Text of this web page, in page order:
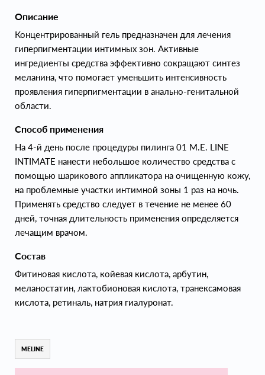
Описание
Концентрированный гель предназначен для лечения
гиперпигментации интимных зон. Активные
ингредиенты средства эффективно сокращают синтез
меланина, что помогает уменьшить интенсивность
проявления гиперпигментации в анально-генитальной
области.
Способ применения
На 4-й день после процедуры пилинга 01 M.E. LINE
INTIMATE нанести небольшое количество средства с
помощью шарикового аппликатора на очищенную кожу,
на проблемные участки интимной зоны 1 раз на ночь.
Применять средство следует в течение не менее 60
дней, точная длительность применения определяется
лечащим врачом.
Состав
Фитиновая кислота, койевая кислота, арбутин,
меланостатин, лактобионовая кислота, транексамовая
кислота, ретиналь, натрия гиалуронат.
MELINE